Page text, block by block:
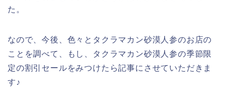
た。
なので、今後、色々とタクラマカン砂漠人参のお店の
ことを調べて、もし、タクラマカン砂漠人参の季節限
定の割引セールをみつけたら記事にさせていただきま
す♪